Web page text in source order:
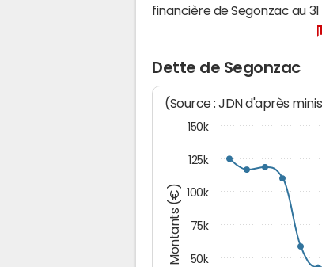
financière de Segonzac au
Dette de Segonzac
Montants (€)
(Source : JDN d'après
50k
75k
100k
125k
150k